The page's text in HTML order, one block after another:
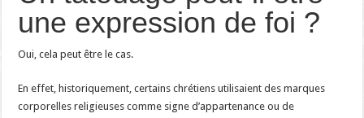
une expression de foi ?
Oui, cela peut être le cas.
En effet, historiquement, certains chrétiens utilisaient des marques
corporelles religieuses comme signe d’appartenance ou de